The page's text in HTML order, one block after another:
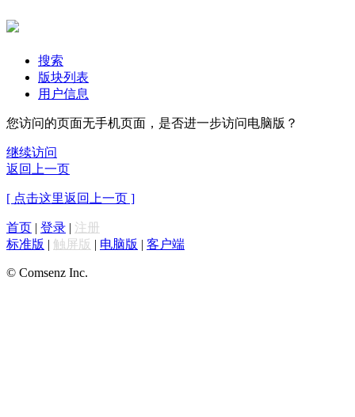
搜索
版块列表
用户信息
您访问的页面无手机页面，是否进一步访问电脑版？
继续访问
返回上一页
[ 点击这里返回上一页 ]
首页 | 登录 | 注册
标准版 | 触屏版 | 电脑版 | 客户端
© Comsenz Inc.